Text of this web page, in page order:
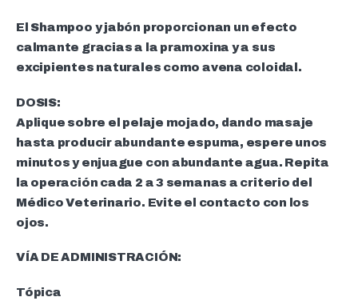
El Shampoo y jabón proporcionan un efecto
calmante gracias a la pramoxina y a sus
excipientes naturales como avena coloidal.
DOSIS:
Aplique sobre el pelaje mojado, dando masaje
hasta producir abundante espuma, espere unos
minutos y enjuague con abundante agua. Repita
la operación cada 2 a 3 semanas a criterio del
Médico Veterinario. Evite el contacto con los
ojos.
VÍA DE ADMINISTRACIÓN:
Tópica